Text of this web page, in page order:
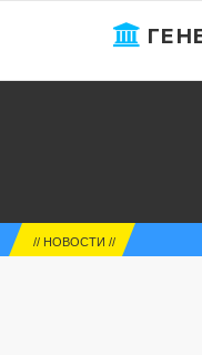
// НОВОСТИ //